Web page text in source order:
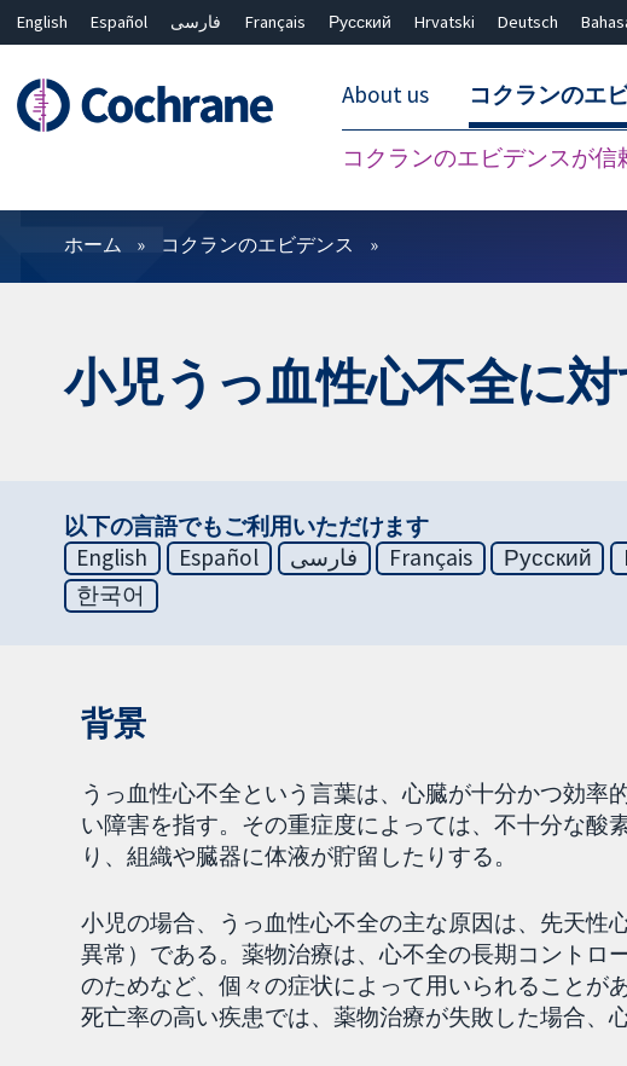
English Español فارسی Français Русский Hrvatski Deutsch
About us コクランのエ
コクランのエビデンスが信
フィルター
ホーム コクランのエビデンス
小児うっ血性心不全に
以下の言語でもご利用いただけます
English
Español فارسی Français Русский
한국어
背景
うっ血性心不全という言葉は、心臓が十分かつ効率
い障害を指す。その重症度によっては、不十分な酸
り、組織や臓器に体液が貯留したりする。
小児の場合、うっ血性心不全の主な原因は、先天性
異常）である。薬物治療は、心不全の長期コントロ
のためなど、個々の症状によって用いられることが
死亡率の高い疾患では、薬物治療が失敗した場合、